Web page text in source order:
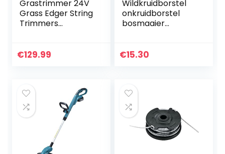
Grastrimmer 24V
Grass Edger String
Trimmers
Trimmer Lithium-
€129.99
Wildkruidborstel
onkruidborstel
bosmaaier
Weeding Tray
€15.30